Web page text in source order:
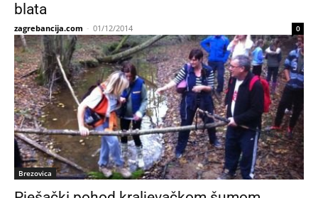
blata
zagrebancija.com - 01/12/2014 0
Brezovica